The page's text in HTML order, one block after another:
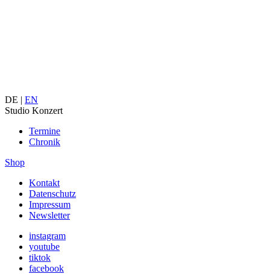
DE | EN
Studio Konzert
Termine
Chronik
Shop
Kontakt
Datenschutz
Impressum
Newsletter
instagram
youtube
tiktok
facebook